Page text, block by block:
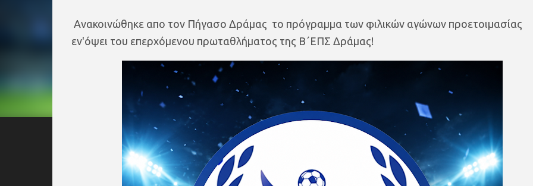
Ανακοινώθηκε απο τον Πήγασο Δράμας το πρόγραμμα των φιλικών αγώνων προετοιμασίας
εν'όψει του επερχόμενου πρωταθλήματος της Β΄ΕΠΣ Δράμας!